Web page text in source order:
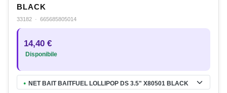
BLACK
33182 · 665685805014
14,40 €
Disponibile
● NET BAIT BAITFUEL LOLLIPOP DS 3.5" X80501 BLACK